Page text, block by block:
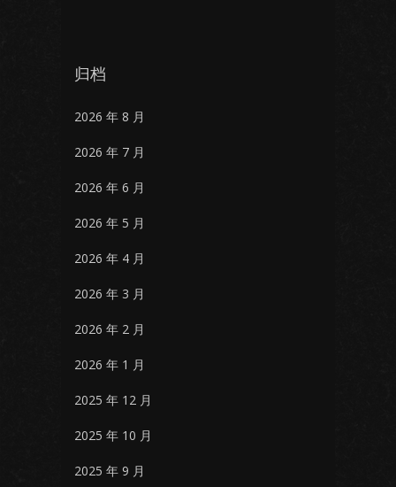
归档
2026 年 8 月
2026 年 7 月
2026 年 6 月
2026 年 5 月
2026 年 4 月
2026 年 3 月
2026 年 2 月
2026 年 1 月
2025 年 12 月
2025 年 10 月
2025 年 9 月